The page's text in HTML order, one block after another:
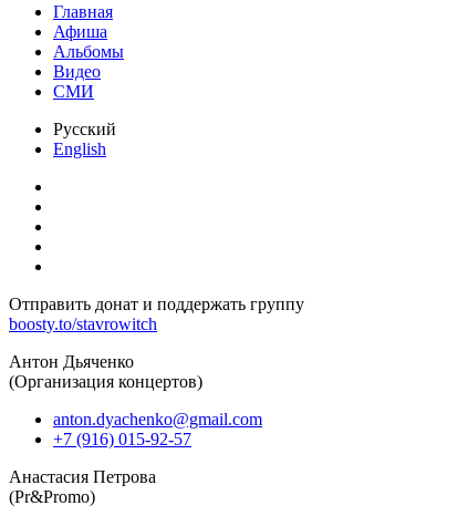
Главная
Афиша
Альбомы
Видео
СМИ
Русский
English
Отправить донат и поддержать группу
boosty.to/stavrowitch
Антон Дьяченко
(Организация концертов)
anton.dyachenko@gmail.com
+7 (916) 015-92-57
Анастасия Петрова
(Pr&Promo)